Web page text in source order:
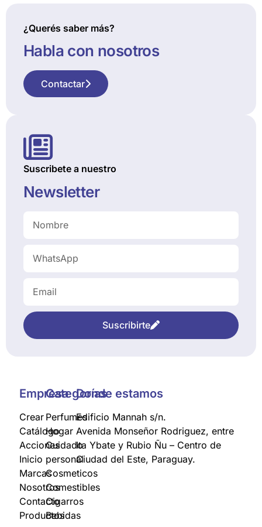
¿Querés saber más?
Habla con nosotros
Contactar
Suscribete a nuestro
Newsletter
Suscribirte
Empresa
Crear
Catálogo
Acciones
Inicio
Marcas
Nosotros
Contacto
Productos
Categorías
Perfumes
Hogar
Cuidado
personal
Cosmeticos
Comestibles
Cigarros
Bebidas
Donde estamos
Edificio Mannah s/n.
Avenida Monseñor Rodriguez, entre
Ita Ybate y Rubio Ñu – Centro de
Ciudad del Este, Paraguay.